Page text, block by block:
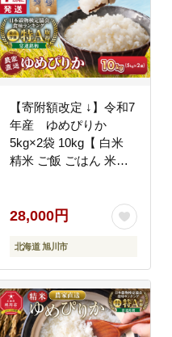
【寄附額改定 ↓】令和7
年産 ゆめぴりか
5kg×2袋 10kg【 白米
精米 ご飯 ごはん 米
北海道ふるさと納税 旭
川市 北海道 】_05233
28,000円
北海道 旭川市